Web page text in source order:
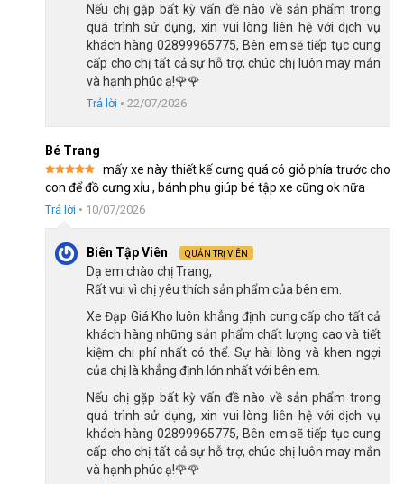
Xe Đạp Trẻ Em Bé Gái Shukyo s1 màu sắc vô cùng đáng yêu
Đây là một lựa chọn tuyệt vời để hỗ trợ bé trong giai đoạn phát
triển đầu đời, giúp bé vui vẻ và an toàn khi trải nghiệm niềm vui
của việc đi xe đạp.
Hệ thống phanh gôm và phanh đùm
Xe Đạp Trẻ Em Bé Gái Shukyo S1 14 Inch trang bị hệ thống
phanh an toàn, bao gồm phanh gôm cho bánh trước và phanh
Nếu chị gặp bất kỳ vấn đề nào về sản phẩm trong
quá trình sử dụng, xin vui lòng liên hệ với dịch vụ
khách hàng 02899965775, Bên em sẽ tiếp tục cung
cấp cho chị tất cả sự hỗ trợ, chúc chị luôn may mắn
và hạnh phúc ạ!🌹🌹
Trả lời • 22/07/2026
Bé Trang
Được xếp
hạng55
sao
mấy xe này thiết kế cưng quá có giỏ phía trước cho
con để đồ cưng xỉu , bánh phụ giúp bé tập xe cũng ok nữa
Trả lời • 10/07/2026
Biên Tập Viên QUẢN TRỊ VIÊN
Dạ em chào chị Trang,
Rất vui vì chị yêu thích sản phẩm của bên em.
Xe Đạp Giá Kho luôn khẳng định cung cấp cho tất cả
khách hàng những sản phẩm chất lượng cao và tiết
kiệm chi phí nhất có thể. Sự hài lòng và khen ngợi
của chị là khẳng định lớn nhất với bên em.
Nếu chị gặp bất kỳ vấn đề nào về sản phẩm trong
quá trình sử dụng, xin vui lòng liên hệ với dịch vụ
khách hàng 02899965775, Bên em sẽ tiếp tục cung
cấp cho chị tất cả sự hỗ trợ, chúc chị luôn may mắn
và hạnh phúc ạ!🌹🌹